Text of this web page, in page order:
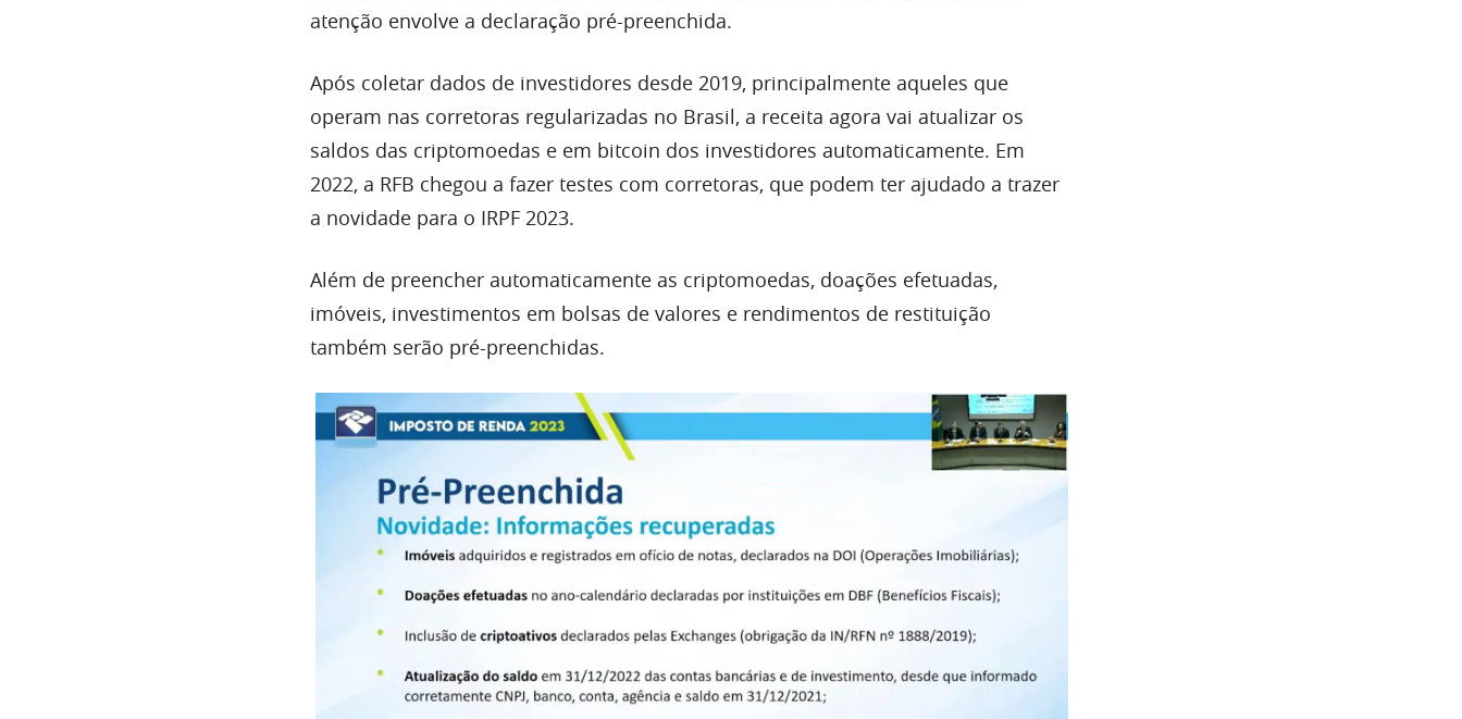
atenção envolve a declaração pré-preenchida.
Após coletar dados de investidores desde 2019, principalmente aqueles que
operam nas corretoras regularizadas no Brasil, a receita agora vai atualizar os
saldos das criptomoedas e em bitcoin dos investidores automaticamente. Em
2022, a RFB chegou a fazer testes com corretoras, que podem ter ajudado a trazer
a novidade para o IRPF 2023.
Além de preencher automaticamente as criptomoedas, doações efetuadas,
imóveis, investimentos em bolsas de valores e rendimentos de restituição
também serão pré-preenchidas.